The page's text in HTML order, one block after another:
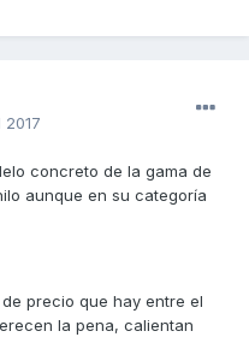
2017
concreto de la gama de
aunque en su categoría
precio que hay entre el
la pena, calientan